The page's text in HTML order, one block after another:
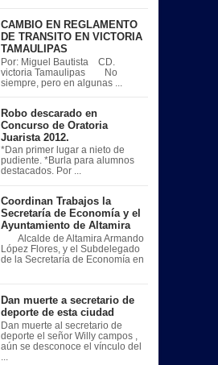
CAMBIO EN REGLAMENTO
DE TRANSITO EN VICTORIA
TAMAULIPAS
Por: Miguel Bautista CD.
victoria Tamaulipas No
siempre, pero en algunas ...
Robo descarado en
Concurso de Oratoria
Juarista 2012.
*Dan primer lugar a nieto de
pudiente. *Burla para alumnos
destacados. Por ...
Coordinan Trabajos la
Secretaría de Economía y el
Ayuntamiento de Altamira
Alcalde de Altamira Armando
López Flores, y el Subdelegado
de la Secretaría de Economía en
Dan muerte a secretario de
deporte de esta ciudad
Dan muerte al secretario de
deporte el señor Willy campos ,
aún se desconoce el vínculo del